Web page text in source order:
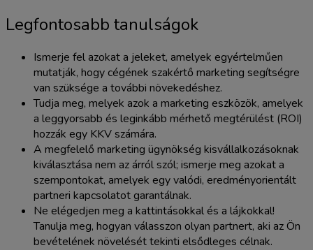
Legfontosabb tanulságok
Ismerje fel azokat a jeleket, amelyek egyértelműen
mutatják, hogy cégének szakértő marketing segítségre
van szüksége a további növekedéshez.
Tudja meg, melyek azok a marketing eszközök, amelyek
a leggyorsabb és leginkább mérhető megtérülést (ROI)
hozzák egy KKV számára.
A megfelelő marketing ügynökség kisvállalkozásoknak
kiválasztása nem az árról szól; ismerje meg azokat a
szempontokat, amelyek egy valódi, eredményorientált
partneri kapcsolatot garantálnak.
Ne elégedjen meg a kattintásokkal és a lájkokkal!
Tanulja meg, hogyan válasszon olyan partnert, aki az Ön
bevételének növelését tekinti elsődleges célnak.